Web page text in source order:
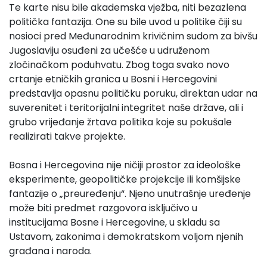
Te karte nisu bile akademska vježba, niti bezazlena
politička fantazija. One su bile uvod u politike čiji su
nosioci pred Međunarodnim krivičnim sudom za bivšu
Jugoslaviju osuđeni za učešće u udruženom
zločinačkom poduhvatu. Zbog toga svako novo
crtanje etničkih granica u Bosni i Hercegovini
predstavlja opasnu političku poruku, direktan udar na
suverenitet i teritorijalni integritet naše države, ali i
grubo vrijeđanje žrtava politika koje su pokušale
realizirati takve projekte.
Bosna i Hercegovina nije ničiji prostor za ideološke
eksperimente, geopolitičke projekcije ili komšijske
fantazije o „preuređenju“. Njeno unutrašnje uređenje
može biti predmet razgovora isključivo u
institucijama Bosne i Hercegovine, u skladu sa
Ustavom, zakonima i demokratskom voljom njenih
građana i naroda.